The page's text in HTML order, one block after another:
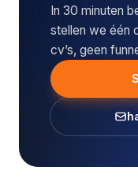
In 30 minuten
stellen we één
cv’s, geen